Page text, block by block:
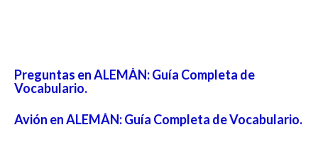
Preguntas en ALEMÁN: Guía Completa de
Vocabulario.
Avión en ALEMÁN: Guía Completa de Vocabulario.